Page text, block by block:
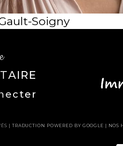
Soigny
| TRADUCTION POWERED BY GOOGLE | NOS